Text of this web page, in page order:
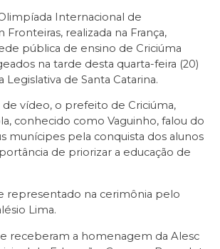
Internacional de
realizada na França,
pública de ensino de Criciúma
na tarde desta quarta-feira (20)
Legislativa de Santa Catarina.
vídeo, o prefeito de Criciúma,
conhecido como Vaguinho, falou do
munícipes pela conquista dos alunos
de priorizar a educação de
representado na cerimônia pelo
Lima.
receberam a homenagem da Alesc